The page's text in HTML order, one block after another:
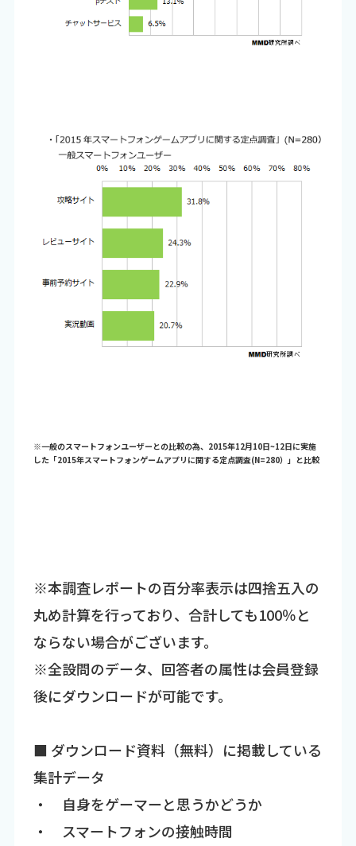
※一般のスマートフォンユーザーとの比較の為、2015年12月10日~12日に実施
した「2015年スマートフォンゲームアプリに関する定点調査(N=280）」と比較
※本調査レポートの百分率表示は四捨五入の
丸め計算を行っており、合計しても100％と
ならない場合がございます。
※全設問のデータ、回答者の属性は会員登録
後にダウンロードが可能です。
■ ダウンロード資料（無料）に掲載している
集計データ
・ 自身をゲーマーと思うかどうか
・ スマートフォンの接触時間